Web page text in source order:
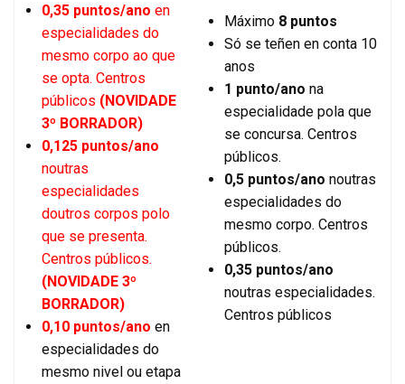
0,35 puntos/ano en
especialidades do
mesmo corpo ao que
se opta. Centros
públicos (NOVIDADE
3º BORRADOR)
0,125 puntos/ano
noutras
especialidades
doutros corpos polo
que se presenta.
Centros públicos.
(NOVIDADE 3º
BORRADOR)
0,10 puntos/ano en
especialidades do
mesmo nivel ou etapa
Máximo 8 puntos
Só se teñen en conta 10
anos
1 punto/ano na
especialidade pola que
se concursa. Centros
públicos.
0,5 puntos/ano noutras
especialidades do
mesmo corpo. Centros
públicos.
0,35 puntos/ano
noutras especialidades.
Centros públicos